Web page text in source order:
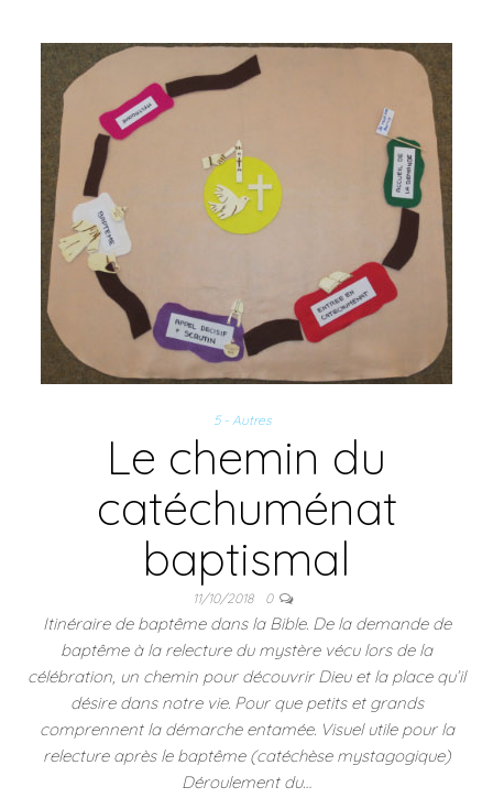
5 - Autres
Le chemin du
catéchuménat
baptismal
11/10/2018 0
Itinéraire de baptême dans la Bible. De la demande de
baptême à la relecture du mystère vécu lors de la
célébration, un chemin pour découvrir Dieu et la place qu’il
désire dans notre vie. Pour que petits et grands
comprennent la démarche entamée. Visuel utile pour la
relecture après le baptême (catéchèse mystagogique)
Déroulement du…